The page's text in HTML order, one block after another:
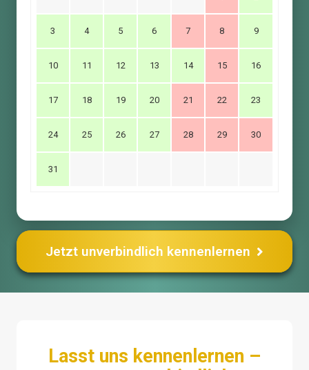
3 4 5 6 7 8 9
10 11 12 13 14 15 16
17 18 19 20 21 22 23
24 25 26 27 28 29 30
31
Jetzt unverbindlich kennenlernen
Lasst uns kennenlernen –